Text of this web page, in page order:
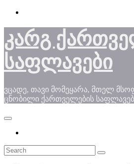
Skip
content
კარგ
საფლავები
ვცადე, თავი მომეყარა, მთელ
ცნობილი ქართველების